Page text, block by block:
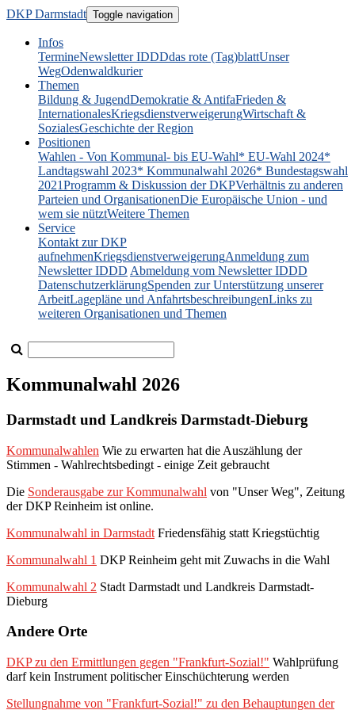
DKP Darmstadt Toggle navigation
Infos
TermineNewsletter IDDDdas rote (Tag)blattUnser
WegOdenwaldkurier
Themen
Bildung & JugendDemokratie & AntifaFrieden &
InternationalesKriegsdienstverweigerungWirtschaft &
SozialesGeschichte der Region
Positionen
Wahlen - Von Kommunal- bis EU-Wahl* EU-Wahl 2024*
Landtagswahl 2023* Kommunalwahl 2026* Bundestagswahl
2021Programm & Diskussion der DKPVerhältnis zu anderen
Parteien und OrganisationenDie Europäische Union - und
wem sie nütztWeitere Themen
Service
Kontakt zur DKP
aufnehmenKriegsdienstverweigerungAnmeldung zum
Newsletter IDDD Abmeldung vom Newsletter IDDD
DatenschutzerklärungSpenden zur Unterstützung unserer
ArbeitLagepläne und AnfahrtsbeschreibungenLinks zu
weiteren Organisationen und Themen
Kommunalwahl 2026
Darmstadt und Landkreis Darmstadt-Dieburg
Kommunalwahlen Wie zu erwarten hat die Auszählung der
Stimmen - Wahlrechtsbedingt - einige Zeit gebraucht
Die Sonderausgabe zur Kommunalwahl von "Unser Weg", Zeitung
der DKP Reinheim ist online.
Kommunalwahl in Darmstadt Friedensfähig statt Kriegstüchtig
Kommunalwahl 1 DKP Reinheim geht mit Zuwachs in die Wahl
Kommunalwahl 2 Stadt Darmstadt und Landkreis Darmstadt-
Dieburg
Andere Orte
DKP zu den Ermittlungen gegen "Frankfurt-Sozial!" Wahlprüfung
darf kein Instrument politischer Einschüchterung werden
Stellungnahme von "Frankfurt-Sozial!" zu den Behauptungen der